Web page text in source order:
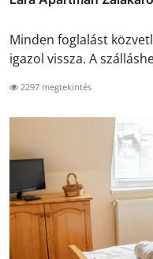
Minden foglalást
igazol vissza. A
2297 megtekintés